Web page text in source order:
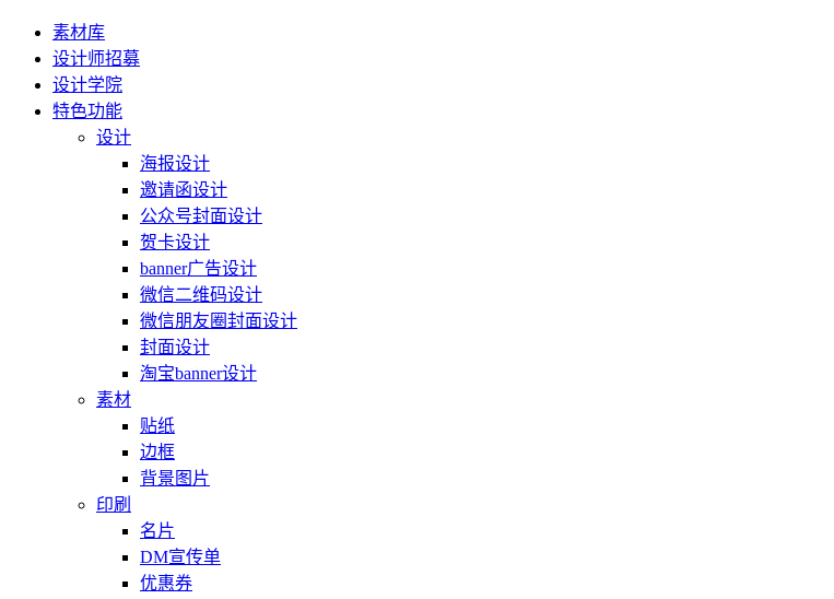
素材库
设计师招募
设计学院
特色功能
设计
海报设计
邀请函设计
公众号封面设计
贺卡设计
banner广告设计
微信二维码设计
微信朋友圈封面设计
封面设计
淘宝banner设计
素材
贴纸
边框
背景图片
印刷
名片
DM宣传单
优惠券